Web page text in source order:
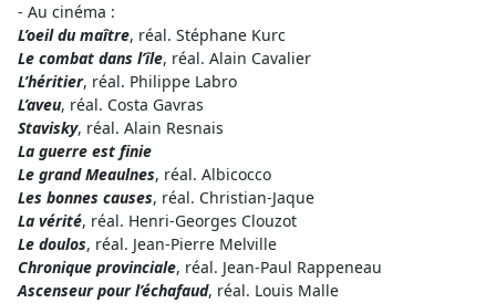
- Au cinéma :
L’oeil du maître, réal. Stéphane Kurc
Le combat dans l’île, réal. Alain Cavalier
L’héritier, réal. Philippe Labro
L’aveu, réal. Costa Gavras
Stavisky, réal. Alain Resnais
La guerre est finie
Le grand Meaulnes, réal. Albicocco
Les bonnes causes, réal. Christian-Jaque
La vérité, réal. Henri-Georges Clouzot
Le doulos, réal. Jean-Pierre Melville
Chronique provinciale, réal. Jean-Paul Rappeneau
Ascenseur pour l’échafaud, réal. Louis Malle